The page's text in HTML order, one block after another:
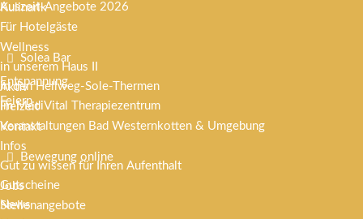
Auszeit-Angebote 2026
Kulinarik
Für Hotelgäste
Solea Bar
Entspannung
Feiern
Wellness
in unserem Haus II
in den Hellweg-Sole-Thermen
im MediVital Therapiezentrum
Aktiv
Freizeit
Veranstaltungen Bad Westernkotten & Umgebung
Bewegung online
Kontakt
Infos
Gut zu wissen für Ihren Aufenthalt
Gutscheine
News
Jobs
Stellenangebote